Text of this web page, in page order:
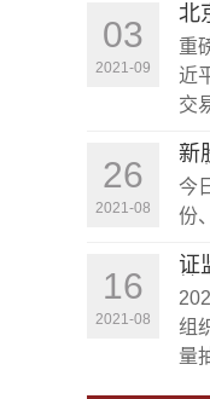
行
上
03
2021-09
北
重
近
交
26
2021-08
新
股
今
份
16
2021-08
证
检
检
组
量